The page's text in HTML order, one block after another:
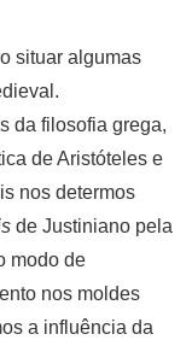
situar algumas
da filosofia grega,
de Aristóteles e
nos determos
de Justiniano pela
modo de
nos moldes
a influência da